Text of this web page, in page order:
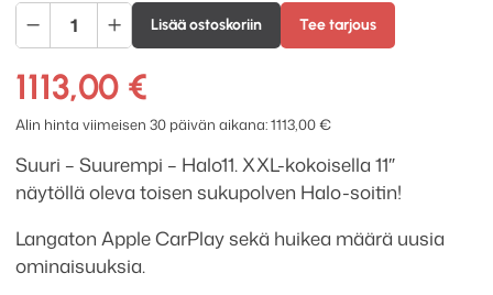
ALPINE
ILX-
F115D
(HALO11)
-
1DIN
autosoitin
määrä
Lisää ostoskoriin Tee tarjous
1113,00 €
Alin hinta viimeisen 30 päivän aikana:1113,00€
Suuri – Suurempi – Halo11. XXL-kokoisella 11″
näytöllä oleva toisen sukupolven Halo-soitin!
Langaton Apple CarPlay sekä huikea määrä uusia
ominaisuuksia.